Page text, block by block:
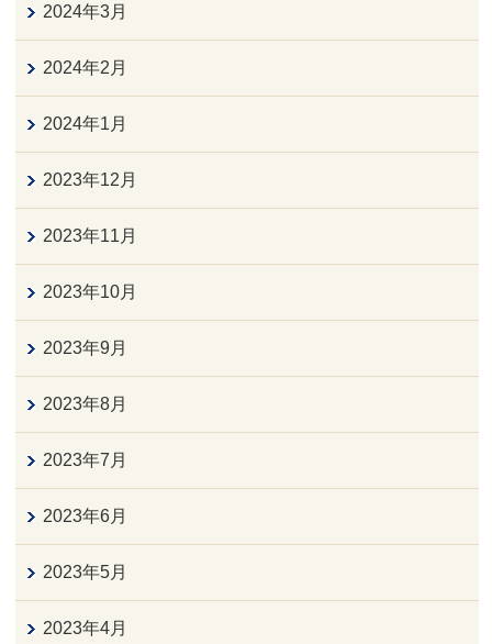
2024年3月
2024年2月
2024年1月
2023年12月
2023年11月
2023年10月
2023年9月
2023年8月
2023年7月
2023年6月
2023年5月
2023年4月